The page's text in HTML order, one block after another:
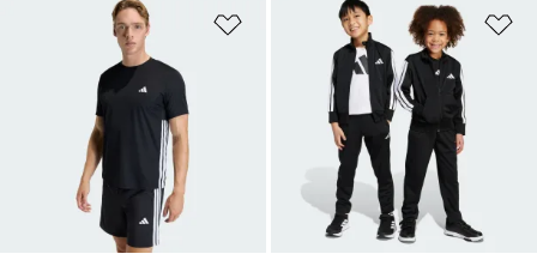
Añadir a la lista de deseos